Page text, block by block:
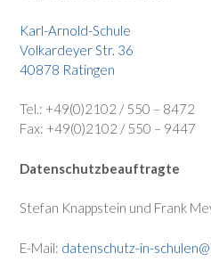
Karl-Arnold-Schule
Volkardeyer Str. 36
40878 Ratingen
Tel.: +49(0)2102 / 550 – 8472
Fax: +49(0)2102 / 550 – 9447
Datenschutzbeauftragte
Stefan Knappstein und Frank
E-Mail: datenschutz-in-